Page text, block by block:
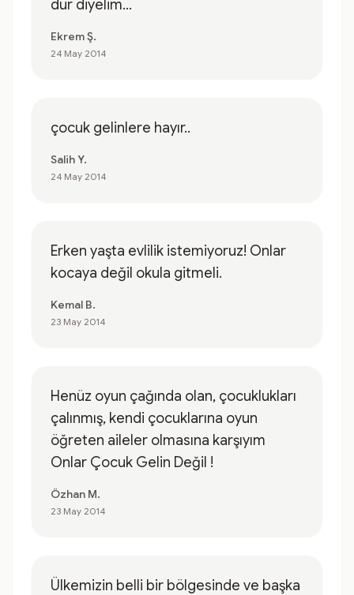
dur diyelim...
Ekrem Ş.
24 May 2014
çocuk gelinlere hayır..
Salih Y.
24 May 2014
Erken yaşta evlilik istemiyoruz! Onlar
kocaya değil okula gitmeli.
Kemal B.
23 May 2014
Henüz oyun çağında olan, çocuklukları
çalınmış, kendi çocuklarına oyun
öğreten aileler olmasına karşıyım
Onlar Çocuk Gelin Değil !
Özhan M.
23 May 2014
Ülkemizin belli bir bölgesinde ve başka